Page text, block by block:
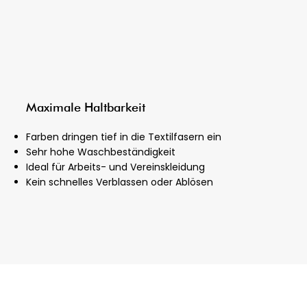
Maximale Haltbarkeit
Farben dringen tief in die Textilfasern ein
Sehr hohe Waschbeständigkeit
Ideal für Arbeits- und Vereinskleidung
Kein schnelles Verblassen oder Ablösen